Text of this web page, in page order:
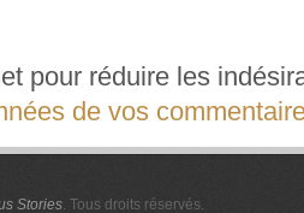
pour réduire les
de vos
Stories . Tous droits réservés.